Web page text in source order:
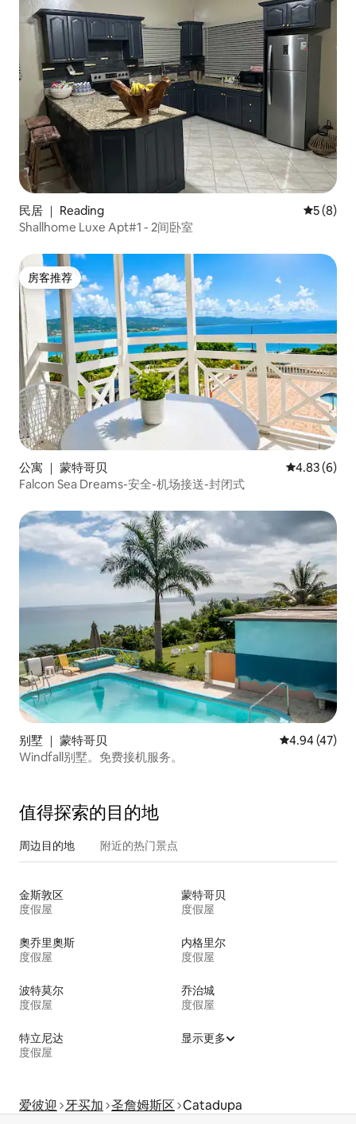
民居 ｜ Reading 平均评分
5 (8)
Shallhome Luxe Apt#1 - 2间卧室
房客推荐
房客推荐
公寓 ｜ 蒙特哥贝 平均评分
4.83 (6)
Falcon Sea Dreams-安全-机场接送-封闭式
别墅 ｜ 蒙特哥贝 平均评分
4.94 (47)
Windfall别墅。免费接机服务。
值得探索的目的地
周边目的地 附近的热门景点
金斯敦区
度假屋
蒙特哥贝
度假屋
奧乔里奧斯
度假屋
内格里尔
度假屋
波特莫尔
度假屋
乔治城
度假屋
特立尼达
度假屋
显示更多
爱彼迎 牙买加 圣詹姆斯区 Catadupa